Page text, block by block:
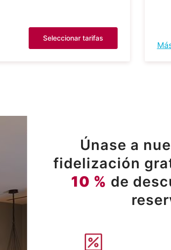
Seleccionar tarifas
Únase a
fidelización
10 % de